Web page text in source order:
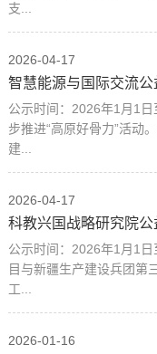
支...
2026-04-17
智慧能源与国际交流
公示时间：2026年1月1
步推进“高原好骨力”活动
建...
2026-04-17
科教兴国战略研究院
公示时间：2026年1月1
目与新疆生产建设兵团第
工...
2026-01-16